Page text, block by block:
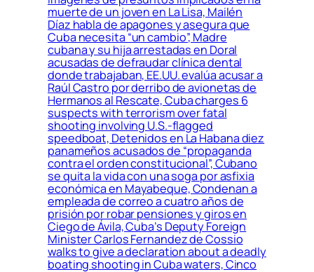
muerte de un joven en La Lisa, Mailén
Díaz habla de apagones y asegura que
Cuba necesita “un cambio”, Madre
cubana y su hija arrestadas en Doral
acusadas de defraudar clínica dental
donde trabajaban, EE.UU. evalúa acusar a
Raúl Castro por derribo de avionetas de
Hermanos al Rescate, Cuba charges 6
suspects with terrorism over fatal
shooting involving U.S.-flagged
speedboat, Detenidos en La Habana diez
panameños acusados de “propaganda
contra el orden constitucional”, Cubano
se quita la vida con una soga por asfixia
económica en Mayabeque, Condenan a
empleada de correo a cuatro años de
prisión por robar pensiones y giros en
Ciego de Ávila, Cuba’s Deputy Foreign
Minister Carlos Fernandez de Cossio
walks to give a declaration about a deadly
boating shooting in Cuba waters, Cinco